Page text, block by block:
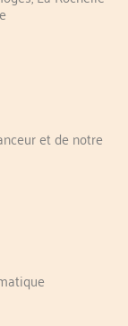
et de notre